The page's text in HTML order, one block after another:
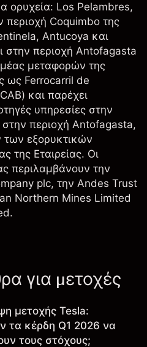
ορυχεία: Los Pelambres,
περιοχή Coquimbo της
Antucoya και
στην περιοχή Antofagasta
μεταφορών της
ως Ferrocarril de
και παρέχει
υπηρεσίες στην
στην περιοχή Antofagasta,
εξορυκτικών
της Εταιρείας. Οι
περιλαμβάνουν την
plc, την Andes Trust
Northern Mines Limited
για μετοχές
μετοχής Tesla:
τα κέρδη Q1 2026 να
τους στόχους;